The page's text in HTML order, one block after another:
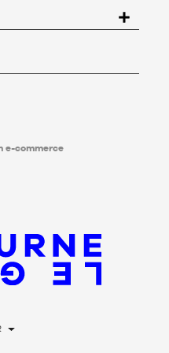
qu’il peut définir, de son
la conservation, à
en savoir plus,
e-commerce